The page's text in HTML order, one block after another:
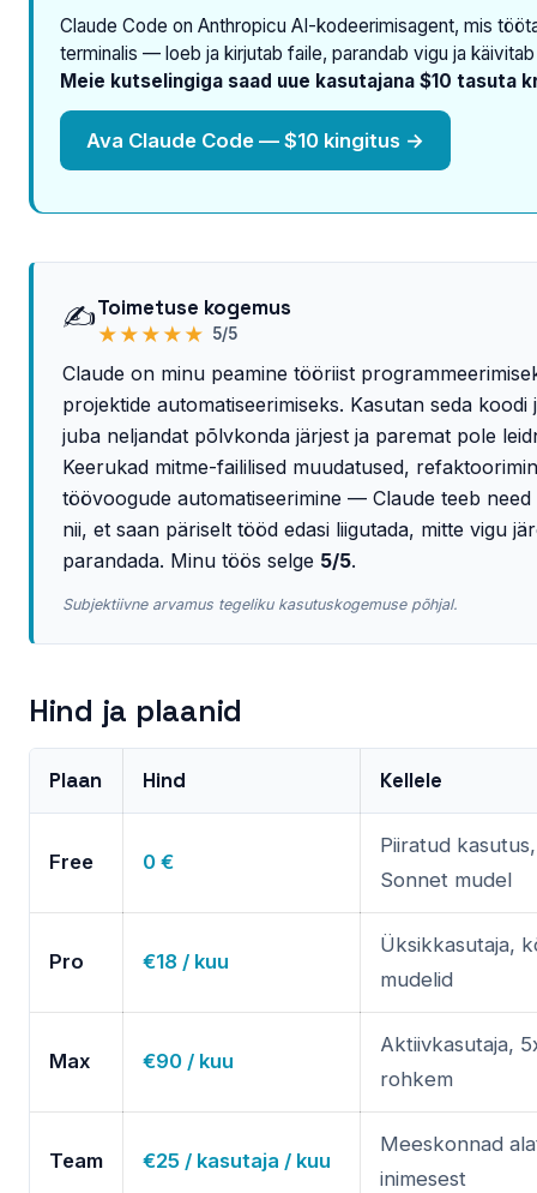
Claude Code on Anthropicu AI-kodeerimisagent, mis
terminalis — loeb ja kirjutab faile, parandab vigu ja
Meie kutselingiga saad uue kasutajana $10 tasuta
Ava Claude Code — $10 kingitus →
✍️Toimetuse kogemus
★ ★ ★ ★ ★ 5/5
Claude on minu peamine tööriist
projektide automatiseerimiseks. Kasutan seda koodi
juba neljandat põlvkonda järjest ja paremat pole
Keerukad mitme-faililised muudatused,
töövoogude automatiseerimine — Claude teeb need
nii, et saan päriselt tööd edasi liigutada, mitte vigu
parandada. Minu töös selge 5/5.
Subjektiivne arvamus tegeliku kasutuskogemuse põhjal.
Hind ja plaanid
Plaan Hind Kellele
Free 0 €
Piiratud kasutus,
Sonnet mudel
Pro €18 / kuu
Üksikkasutaja,
mudelid
Max €90 / kuu
Aktiivkasutaja,
rohkem
Team €25 / kasutaja / kuu
Meeskonnad
inimesest